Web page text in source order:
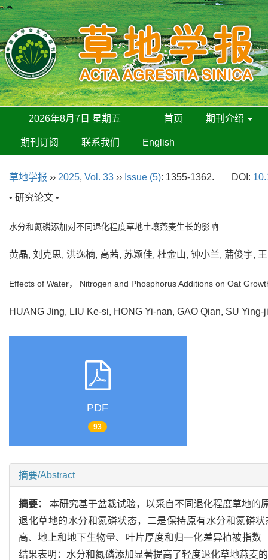
2026年8月7日 星期五 首页 期刊介绍
期刊订阅 联系我们 English
草地学报 ›› 2025, Vol. 33 ›› Issue (5): 1355-1362. DOI:
• 研究论文 •
水分和氮磷添加对不同退化程度草地土壤燕麦生长的影响
黄晶, 刘克思, 洪逸楠, 高茜, 苏颖佳, 杜金山, 钟小兰, 蒲俊宇,
Effects of Water， Nitrogen and Phosphorus Additions on Oat
HUANG Jing, LIU Ke-si, HONG Yi-nan, GAO Qian, SU
PDF
93
摘要/Abstract
摘要：本研究基于盆栽试验，以采自不同退化程度草地的
退化草地的水分和氮磷状态，二是保持原有水分和氮磷
高、地上和地下生物量、叶片厚度和归一化差异植被指
结果表明：水分和氮磷添加显著提高了轻度退化草地燕麦